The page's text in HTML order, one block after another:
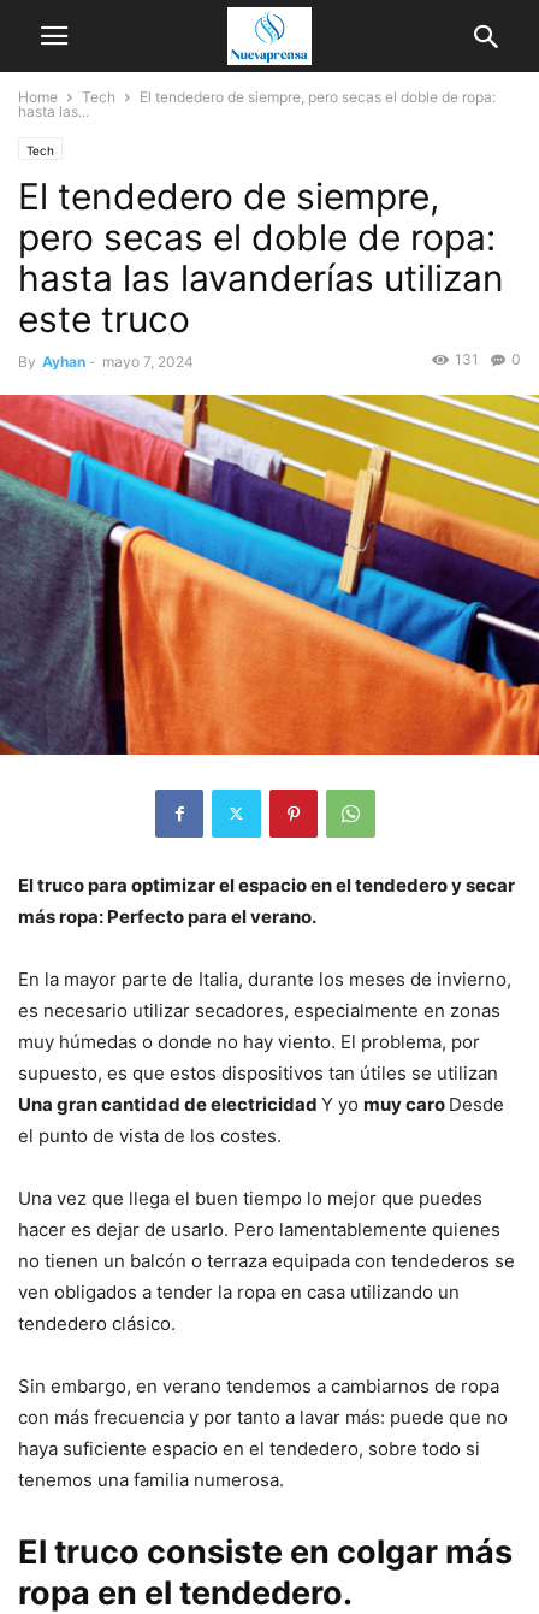
Home Tech
El tendedero de siempre, pero secas el doble de ropa:
hasta las...
Tech
El tendedero de siempre,
pero secas el doble de ropa:
hasta las lavanderías utilizan
este truco
By Ayhan - mayo 7, 2024 0
131
El truco para optimizar el espacio en el tendedero y secar
más ropa: Perfecto para el verano.
En la mayor parte de Italia, durante los meses de invierno,
es necesario utilizar secadores, especialmente en zonas
muy húmedas o donde no hay viento. El problema, por
supuesto, es que estos dispositivos tan útiles se utilizan
Una gran cantidad de electricidad Y yo muy caro Desde
el punto de vista de los costes.
Una vez que llega el buen tiempo lo mejor que puedes
hacer es dejar de usarlo. Pero lamentablemente quienes
no tienen un balcón o terraza equipada con tendederos se
ven obligados a tender la ropa en casa utilizando un
tendedero clásico.
Sin embargo, en verano tendemos a cambiarnos de ropa
con más frecuencia y por tanto a lavar más: puede que no
haya suficiente espacio en el tendedero, sobre todo si
tenemos una familia numerosa.
El truco consiste en colgar más
ropa en el tendedero.